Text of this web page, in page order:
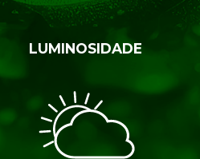
LUMINOSIDADE